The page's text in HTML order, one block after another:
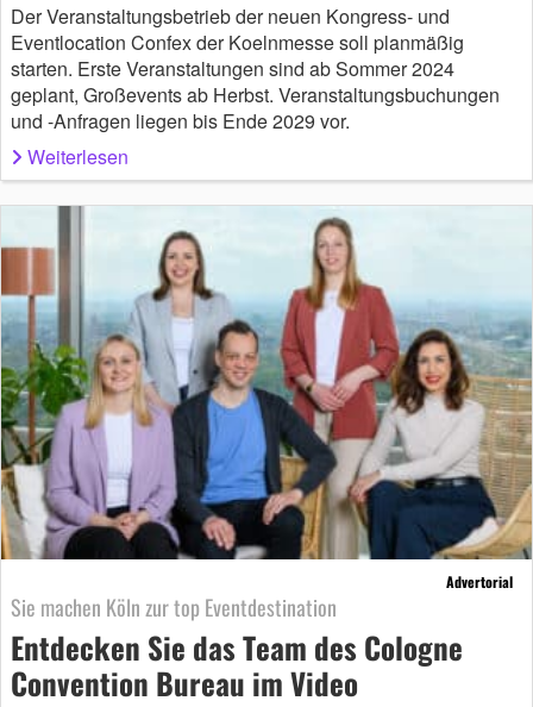
Der Veranstaltungsbetrieb der neuen Kongress- und
Eventlocation Confex der Koelnmesse soll planmäßig
starten. Erste Veranstaltungen sind ab Sommer 2024
geplant, Großevents ab Herbst. Veranstaltungsbuchungen
und -Anfragen liegen bis Ende 2029 vor.
Weiterlesen
Advertorial
Sie machen Köln zur top Eventdestination
Entdecken Sie das Team des Cologne
Convention Bureau im Video